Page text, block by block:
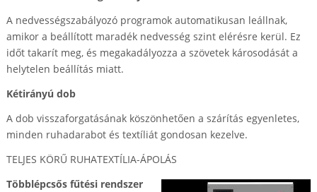
A nedvességszabályozó programok automatikusan leállnak,
amikor a beállított maradék nedvesség szint elérésre kerül. Ez
időt takarít meg, és megakadályozza a szövetek károsodását a
helytelen beállítás miatt.
Kétirányú dob
A dob visszaforgatásának köszönhetően a szárítás egyenletes,
minden ruhadarabot és textíliát gondosan kezelve.
TELJES KÖRŰ RUHATEXTÍLIA-ÁPOLÁS
Többlépcsős fűtési rendszer